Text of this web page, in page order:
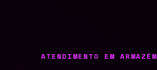
ATENDIMENTO EM ARMAZÉM